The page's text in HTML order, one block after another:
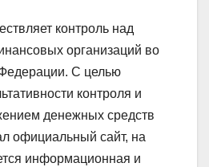
контроль над
организаций во
С целью
контроля и
денежных средств
официальный сайт, на
информационная и